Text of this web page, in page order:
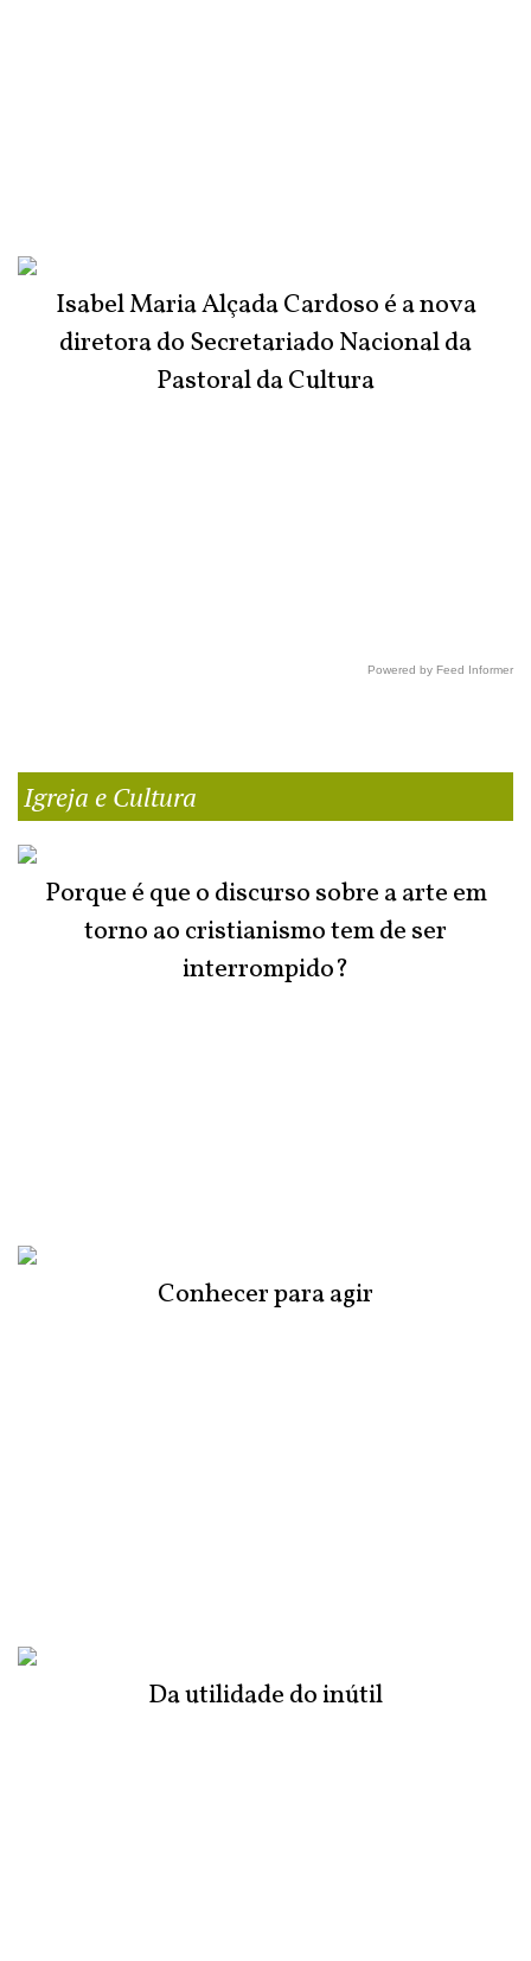
Isabel Maria Alçada Cardoso é a nova
diretora do Secretariado Nacional da
Pastoral da Cultura
Powered by Feed Informer
Igreja e Cultura
Porque é que o discurso sobre a arte em
torno ao cristianismo tem de ser
interrompido?
Conhecer para agir
Da utilidade do inútil